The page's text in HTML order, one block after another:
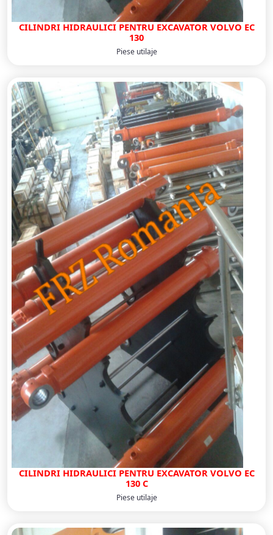
CILINDRI HIDRAULICI PENTRU EXCAVATOR VOLVO EC
130
Piese utilaje
CILINDRI HIDRAULICI PENTRU EXCAVATOR VOLVO EC
130 C
Piese utilaje